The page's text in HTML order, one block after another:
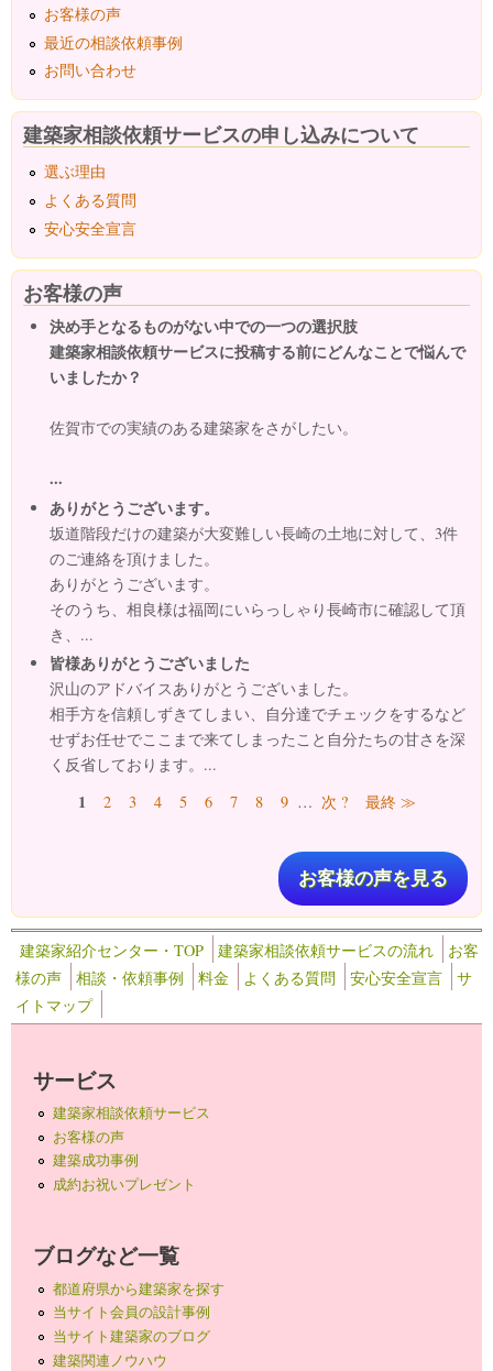
お客様の声
最近の相談依頼事例
お問い合わせ
建築家相談依頼サービスの申し込みについて
選ぶ理由
よくある質問
安心安全宣言
お客様の声
決め手となるものがない中での一つの選択肢
建築家相談依頼サービスに投稿する前にどんなことで悩んで
いましたか？
佐賀市での実績のある建築家をさがしたい。
...
ありがとうございます。
坂道階段だけの建築が大変難しい長崎の土地に対して、3件
のご連絡を頂けました。
ありがとうございます。
そのうち、相良様は福岡にいらっしゃり長崎市に確認して頂
き、...
皆様ありがとうございました
沢山のアドバイスありがとうございました。
相手方を信頼しずきてしまい、自分達でチェックをするなど
せずお任せでここまで来てしまったこと自分たちの甘さを深
く反省しております。...
ページ1 2 3 4 5 6 7 8 9 … 次 ? 最終 ≫
お客様の声を見る
建築家紹介センター・TOP 建築家相談依頼サービスの流れ
お客
様の声
相談・依頼事例 料金 よくある質問 安心安全宣言
サ
イトマップ
サービス
建築家相談依頼サービス
お客様の声
建築成功事例
成約お祝いプレゼント
ブログなど一覧
都道府県から建築家を探す
当サイト会員の設計事例
当サイト建築家のブログ
建築関連ノウハウ